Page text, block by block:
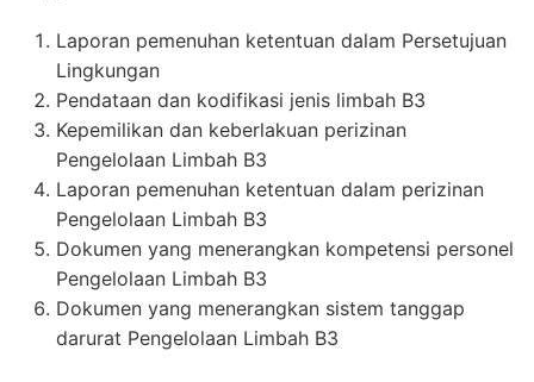
Laporan pemenuhan ketentuan dalam Persetujuan
Lingkungan
Pendataan dan kodifikasi jenis limbah B3
Kepemilikan dan keberlakuan perizinan
Pengelolaan Limbah B3
Laporan pemenuhan ketentuan dalam perizinan
Pengelolaan Limbah B3
Dokumen yang menerangkan kompetensi personel
Pengelolaan Limbah B3
Dokumen yang menerangkan sistem tanggap
darurat Pengelolaan Limbah B3